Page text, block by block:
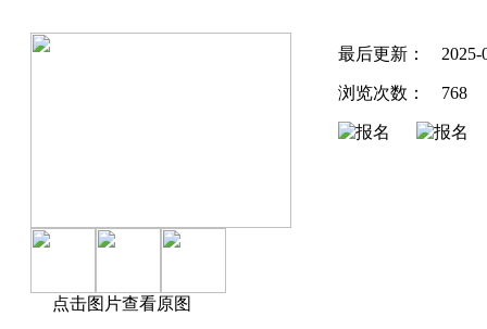
点击图片查看原图
最后更新： 2025-
浏览次数： 768